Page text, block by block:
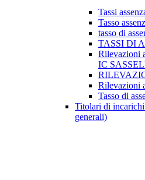
Tassi
Tasso
tasso di
TASSI DI
Rilevazioni
IC
Rilevazioni
Tasso di
Titolari di
generali)